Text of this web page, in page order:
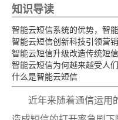
知识导读
智能云短信系统的优势，智
智能云短信创新科技引领营
智能云短信升级改造传统短
智能云短信为何越来越受人
什么是智能云短信
近年来随着通信运用